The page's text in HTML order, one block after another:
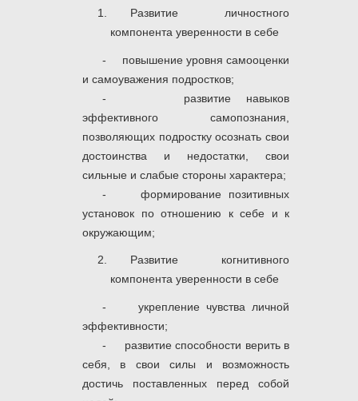
Развитие личностного
компонента уверенности в себе
- повышение уровня самооценки
и самоуважения подростков;
- развитие навыков
эффективного самопознания,
позволяющих подростку осознать свои
достоинства и недостатки, свои
сильные и слабые стороны характера;
- формирование позитивных
установок по отношению к себе и к
окружающим;
Развитие когнитивного
компонента уверенности в себе
- укрепление чувства личной
эффективности;
- развитие способности верить в
себя, в свои силы и возможность
достичь поставленных перед собой